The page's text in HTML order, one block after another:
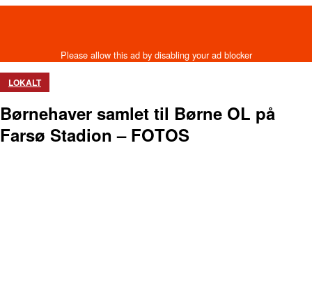
LOKALT
Børnehaver samlet til Børne OL på
Farsø Stadion – FOTOS